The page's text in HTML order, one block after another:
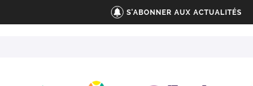
S'ABONNER AUX ACTUALITÉS